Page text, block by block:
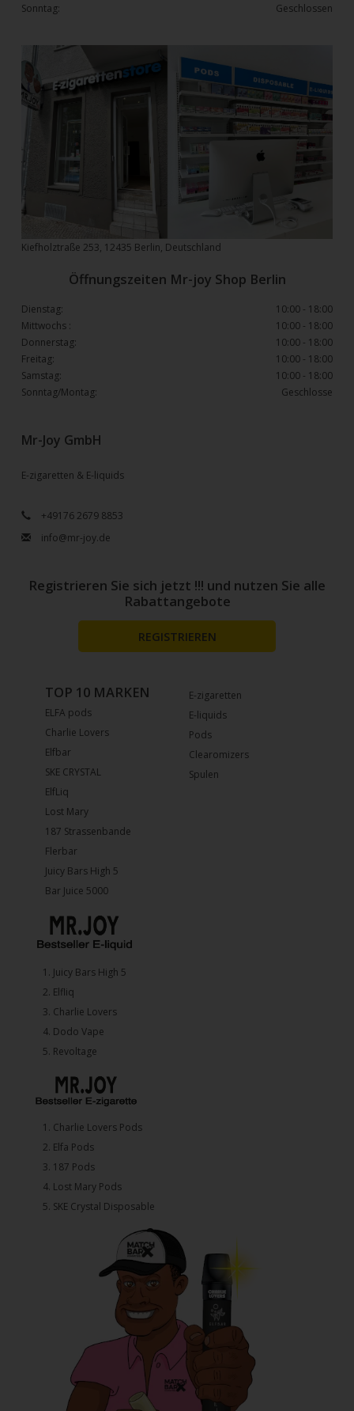
Mr-Joy GmbH
E-zigaretten & E-liquids
+49176 2679 8853
info@mr-joy.de
Kiefholztraße 253, 12435 Berlin, Deutschland
Sonntag:
Geschlossen
Öffnungszeiten Mr-joy Shop Berlin
Dienstag:
10:00 - 18:00
Mittwochs :
10:00 - 18:00
Donnerstag:
10:00 - 18:00
Freitag:
10:00 - 18:00
Samstag:
10:00 - 18:00
Sonntag/Montag:
Geschlosse
E-zigaretten
E-liquids
Pods
Clearomizers
Spulen
TOP 10 MARKEN
ELFA pods
Charlie Lovers
Elfbar
SKE CRYSTAL
ElfLiq
Lost Mary
187 Strassenbande
Flerbar
Juicy Bars High 5
Bar Juice 5000
1.⁠ ⁠Juicy Bars High 5
2.⁠ ⁠⁠Elfliq
3.⁠ ⁠⁠Charlie Lovers
4.⁠ ⁠⁠Dodo Vape
5. ⁠Revoltage
1.⁠ ⁠Charlie Lovers Pods
2.⁠ ⁠⁠Elfa Pods
3.⁠ ⁠⁠187 Pods
4.⁠ ⁠⁠Lost Mary Pods
5.⁠ ⁠⁠SKE Crystal Disposable
Registrieren Sie sich jetzt !!! und nutzen Sie alle
Rabattangebote
REGISTRIEREN